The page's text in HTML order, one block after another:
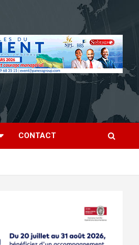
CONTACT